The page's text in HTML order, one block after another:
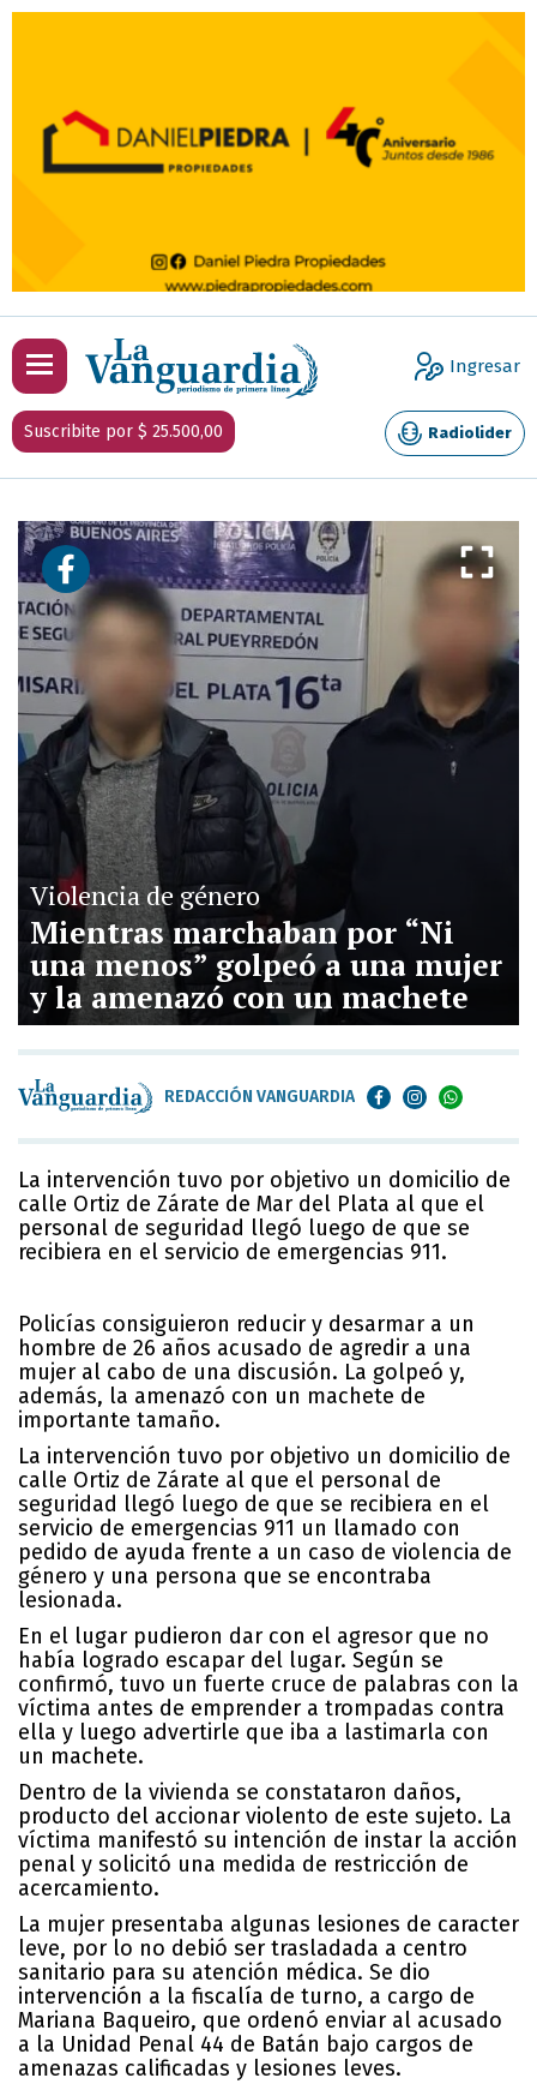
Ingresar
Suscribite por $ 25.500,00 Radiolider
Violencia de género
Mientras marchaban por “Ni
una menos” golpeó a una mujer
y la amenazó con un machete
REDACCIÓN VANGUARDIA
La intervención tuvo por objetivo un domicilio de
calle Ortiz de Zárate de Mar del Plata al que el
personal de seguridad llegó luego de que se
recibiera en el servicio de emergencias 911.
Policías consiguieron reducir y desarmar a un
hombre de 26 años acusado de agredir a una
mujer al cabo de una discusión. La golpeó y,
además, la amenazó con un machete de
importante tamaño.
La intervención tuvo por objetivo un domicilio de
calle Ortiz de Zárate al que el personal de
seguridad llegó luego de que se recibiera en el
servicio de emergencias 911 un llamado con
pedido de ayuda frente a un caso de violencia de
género y una persona que se encontraba
lesionada.
En el lugar pudieron dar con el agresor que no
había logrado escapar del lugar. Según se
confirmó, tuvo un fuerte cruce de palabras con la
víctima antes de emprender a trompadas contra
ella y luego advertirle que iba a lastimarla con
un machete.
Dentro de la vivienda se constataron daños,
producto del accionar violento de este sujeto. La
víctima manifestó su intención de instar la acción
penal y solicitó una medida de restricción de
acercamiento.
La mujer presentaba algunas lesiones de caracter
leve, por lo no debió ser trasladada a centro
sanitario para su atención médica. Se dio
intervención a la fiscalía de turno, a cargo de
Mariana Baqueiro, que ordenó enviar al acusado
a la Unidad Penal 44 de Batán bajo cargos de
amenazas calificadas y lesiones leves.